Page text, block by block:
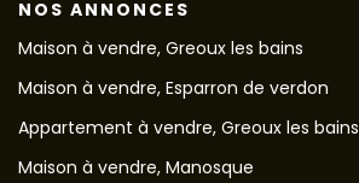
NOS ANNONCES
Maison à vendre, Greoux les bains
Maison à vendre, Esparron de verdon
Appartement à vendre, Greoux les bains
Maison à vendre, Manosque